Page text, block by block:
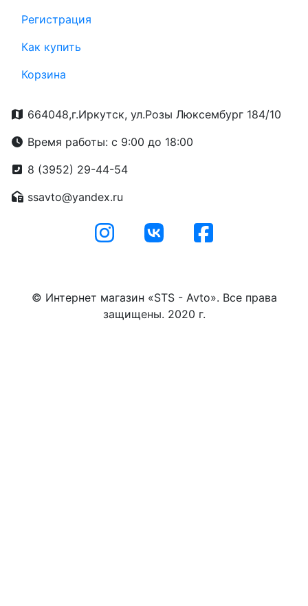
Регистрация
Как купить
Корзина
664048,г.Иркутск, ул.Розы Люксембург 184/10
Время работы: с 9:00 до 18:00
8 (3952) 29-44-54
ssavto@yandex.ru
© Интернет магазин «STS - Avto». Все права
защищены. 2020 г.